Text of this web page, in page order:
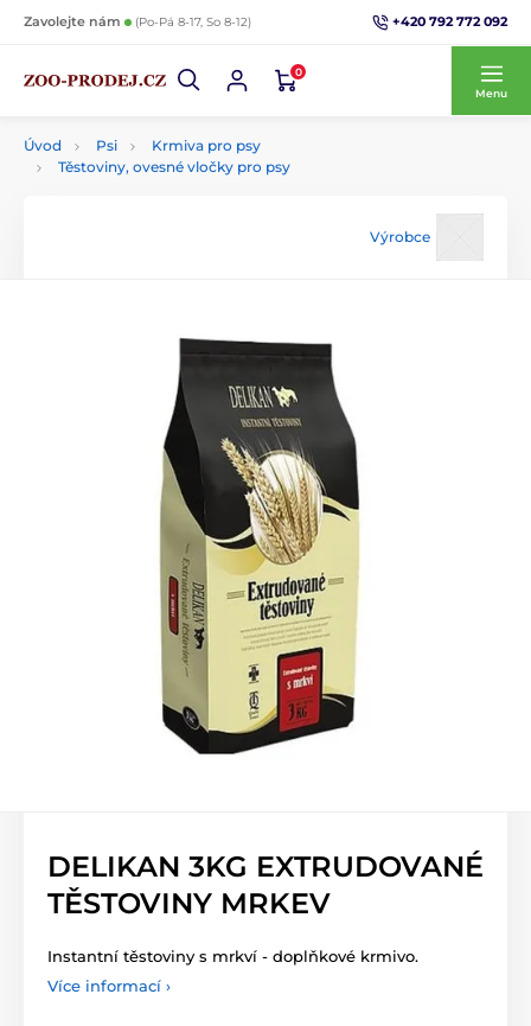
Zavolejte nám (Po-Pá 8-17, So 8-12) +420 792 772 092
0
Menu
Úvod Psi
Krmiva pro psy
Těstoviny, ovesné vločky pro psy
Výrobce
DELIKAN 3KG EXTRUDOVANÉ
TĚSTOVINY MRKEV
Instantní těstoviny s mrkví - doplňkové krmivo.
Více informací ›